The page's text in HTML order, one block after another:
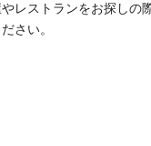
レストランをお探しの
さい。